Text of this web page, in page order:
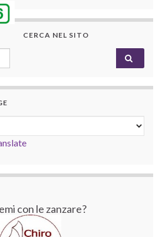
CERCA NEL SITO
con le zanzare?